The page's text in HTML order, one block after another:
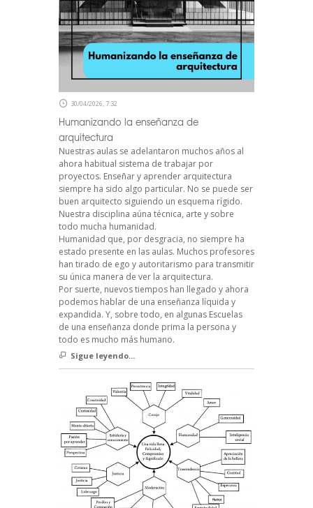
30/04/2026, 7:32
Humanizando la enseñanza de
arquitectura
Nuestras aulas se adelantaron muchos años al
ahora habitual sistema de trabajar por
proyectos. Enseñar y aprender arquitectura
siempre ha sido algo particular. No se puede ser
buen arquitecto siguiendo un esquema rígido.
Nuestra disciplina aúna técnica, arte y sobre
todo mucha humanidad.
Humanidad que, por desgracia, no siempre ha
estado presente en las aulas. Muchos profesores
han tirado de ego y autoritarismo para transmitir
su única manera de ver la arquitectura.
Por suerte, nuevos tiempos han llegado y ahora
podemos hablar de una enseñanza líquida y
expandida. Y, sobre todo, en algunas Escuelas
de una enseñanza donde prima la persona y
todo es mucho más humano.
Sigue leyendo...